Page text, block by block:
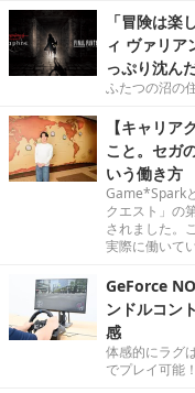
「冒険は楽
ィ ヴァリ
っぷり沈ん
ふたつの沼の
【キャリア
こと。セガ
いう働き方
Game*Spark
クエスト」の
されました。
実際に働いて
GeForce
ンドルコン
感
体感的にラグ
でプレイ可能！